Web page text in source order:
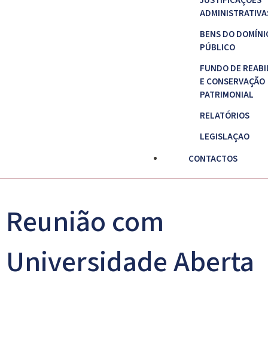
BENS DO
PÚBLICO
FUNDO DE
E CONSERVAÇÃO
PATRIMONIAL
RELATÓRIOS
LEGISLAÇAO
CONTACTOS
Reunião com
Universidade Aberta